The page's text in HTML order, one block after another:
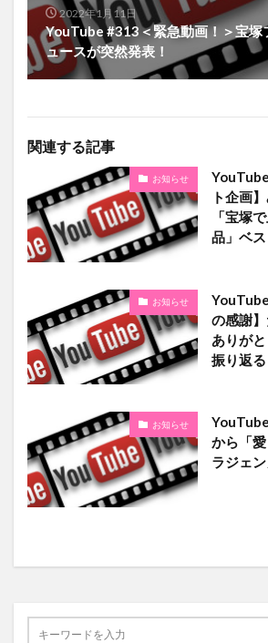
2022年1月11日
YouTube #313＜緊急動画！＞宝塚
ュースが突然発表！
関連する記事
お知らせ
ト企画
「宝塚
品」ベス
お知らせ
の感謝
ありが
振り返る
お知らせ
から「
ラジェン